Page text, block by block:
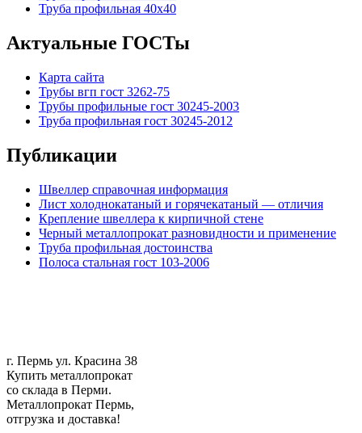
Труба профильная 40х40
Актуальные ГОСТы
Карта сайта
Трубы вгп гост 3262-75
Трубы профильные гост 30245-2003
Труба профильная гост 30245-2012
Публикации
Швеллер справочная информация
Лист холоднокатаный и горячекатаный — отличия
Крепление швеллера к кирпичной стене
Черный металлопрокат разновидности и применение
Труба профильная достоинства
Полоса стальная гост 103-2006
г. Пермь ул. Красина 38
Купить металлопрокат
со склада в Перми.
Металлопрокат Пермь,
отгрузка и доставка!